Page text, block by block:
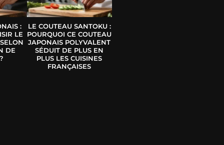
:
LE
DE
LE COUTEAU SANTOKU :
POURQUOI CE COUTEAU
JAPONAIS POLYVALENT
SÉDUIT DE PLUS EN
PLUS LES CUISINES
FRANÇAISES